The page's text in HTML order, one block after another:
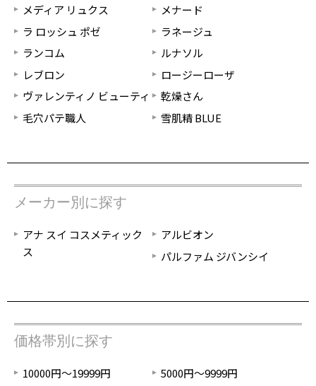
メディア リュクス
メナード
ラ ロッシュ ポゼ
ラネージュ
ランコム
ルナソル
レブロン
ロージーローザ
ヴァレンティノ ビューティ
乾燥さん
毛穴パテ職人
雪肌精 BLUE
メーカー別に探す
アナ スイ コスメティック
ス
アルビオン
パルファム ジバンシイ
価格帯別に探す
10000円～19999円
5000円～9999円